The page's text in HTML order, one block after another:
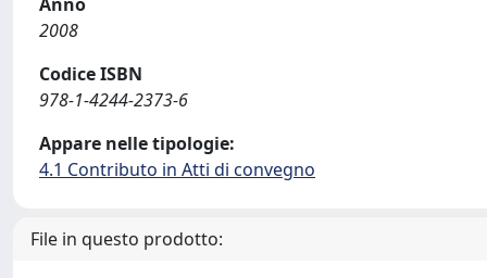
2008
Codice ISBN
978-1-4244-2373-6
Appare nelle tipologie:
4.1 Contributo in Atti di convegno
File in questo prodotto: